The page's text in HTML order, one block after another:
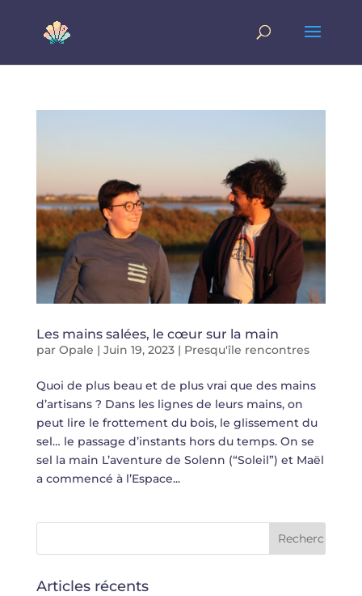
Les mains salées, le cœur sur la main
par Opale | Juin 19, 2023| Presqu'île rencontres
Quoi de plus beau et de plus vrai que des mains
d’artisans ? Dans les lignes de leurs mains, on
peut lire le frottement du bois, le glissement du
sel… le passage d’instants hors du temps. On se
sel la main L’aventure de Solenn (“Soleil”) et Maël
a commencé à l’Espace...
Articles récents